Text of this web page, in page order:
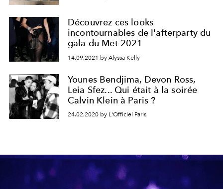
Découvrez ces looks
incontournables de l'afterparty du
gala du Met 2021
14.09.2021 by Alyssa Kelly
Younes Bendjima, Devon Ross,
Leia Sfez... Qui était à la soirée
Calvin Klein à Paris ?
24.02.2020 by L'Officiel Paris